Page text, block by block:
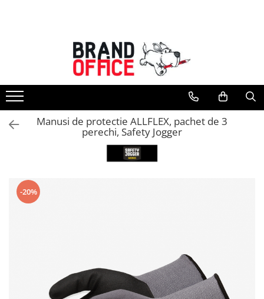
Unitate Protejata - PRODUCTIE
Hartie copiator si produse
tipografice
Produse consumabile din hartie
Detergenti si dezinfectanti
Saci menajeri (Unitate Protejata)
Agende, calendare si organizatoare
Agende personalizabile
Bibliorafturi, caiete mecanice,
separatoare
Manusi de protectie ALLFLEX, pachet de 3
perechi, Safety Jogger
-20%